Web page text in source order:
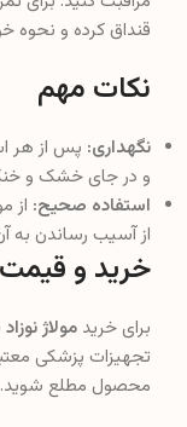
قنداق کرده و نحوه
نکات مهم
نگهداری: پس از هر
و در جای خشک و
استفاده صحیح: از
از آسیب رساندن به
خرید و قیمت
برای خرید مولاژ
تجهیزات پزشکی
محصول مطلع شوید.